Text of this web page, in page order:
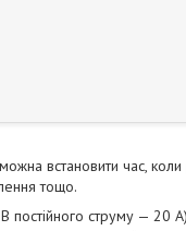
встановити час,
тощо.
постійного струму — 20